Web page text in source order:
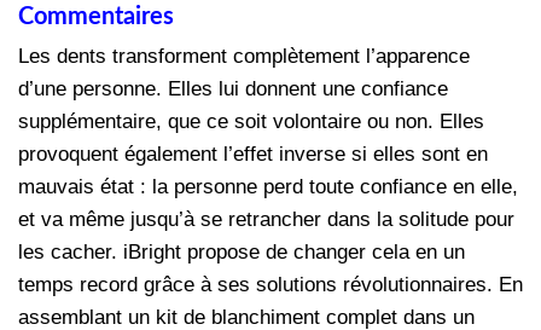
Commentaires
Les dents transforment complètement l’apparence
d’une personne. Elles lui donnent une confiance
supplémentaire, que ce soit volontaire ou non. Elles
provoquent également l’effet inverse si elles sont en
mauvais état : la personne perd toute confiance en elle,
et va même jusqu’à se retrancher dans la solitude pour
les cacher. iBright propose de changer cela en un
temps record grâce à ses solutions révolutionnaires. En
assemblant un kit de blanchiment complet dans un